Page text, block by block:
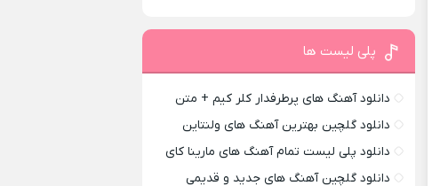
پلی لیست ها
دانلود آهنگ های پرطرفدار کلر کیم + متن
دانلود گلچین بهترین آهنگ های ولنتاین
دانلود پلی لیست تمام آهنگ های مارینا کای
دانلود گلچین آهنگ های جدید و قدیمی